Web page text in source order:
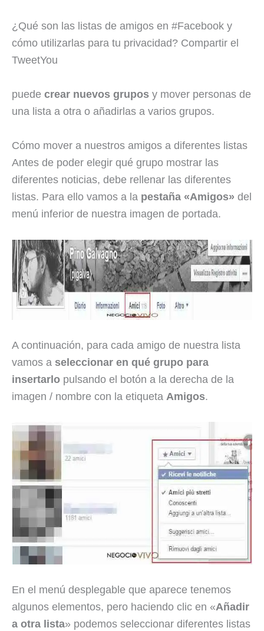
¿Qué son las listas de amigos en #Facebook y
cómo utilizarlas para tu privacidad? Compartir el
TweetYou
puede crear nuevos grupos y mover personas de
una lista a otra o añadirlas a varios grupos.
Cómo mover a nuestros amigos a diferentes listas
Antes de poder elegir qué grupo mostrar las
diferentes noticias, debe rellenar las diferentes
listas. Para ello vamos a la pestaña «Amigos» del
menú inferior de nuestra imagen de portada.
A continuación, para cada amigo de nuestra lista
vamos a seleccionar en qué grupo para
insertarlo pulsando el botón a la derecha de la
imagen / nombre con la etiqueta Amigos.
En el menú desplegable que aparece tenemos
algunos elementos, pero haciendo clic en «Añadir
a otra lista» podemos seleccionar diferentes listas